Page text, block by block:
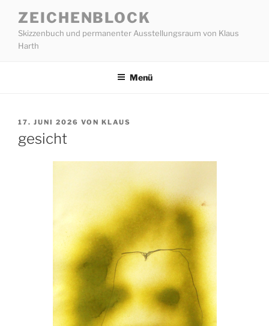
Inhalt
springen
ZEICHENBLOCK
Skizzenbuch und permanenter Ausstellungsraum von Klaus
Harth
Menü
VERÖFFENTLICHT
17. JUNI 2026 VON KLAUS
gesicht